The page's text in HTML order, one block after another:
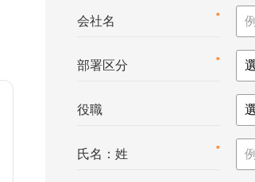
*
会社名
*
部署区分
役職
*
氏名：姓